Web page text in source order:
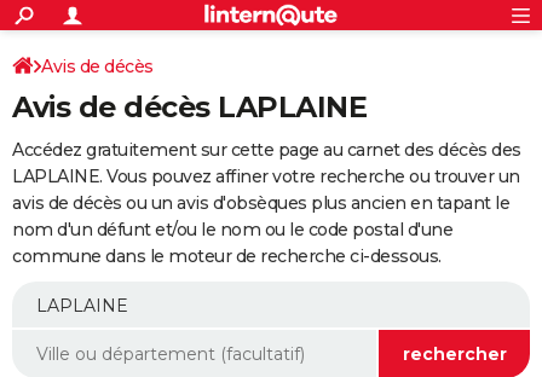
ACTUALITÉS
Politique
Société
Faits Divers
Education
Monde
Villes
+
SPORT
Coupe du monde 2026
Football
Tennis
Cyclisme
Rugby
Forum
Programme TV
TNTStreaming
Cinéma
Sorties cinéma
Musique
+
FINANCE
Retraite
Epargne
Immobilier
Risques naturels par ville
Banque
Assurance
AUTO
Essais
Réserver un essai
Citadines
Berlines
SUV
Forum auto
+
Mobiles
Meilleur smartphone
Internet
Ordinateurs
Jeux vidéo
Guide high-tech
Aménagement intérieur
Avis de décès
Avis de décès LAPLAINE
Accédez gratuitement sur cette page au carnet des décès des
LAPLAINE. Vous pouvez affiner votre recherche ou trouver un
avis de décès ou un avis d'obsèques plus ancien en tapant le
nom d'un défunt et/ou le nom ou le code postal d'une
commune dans le moteur de recherche ci-dessous.